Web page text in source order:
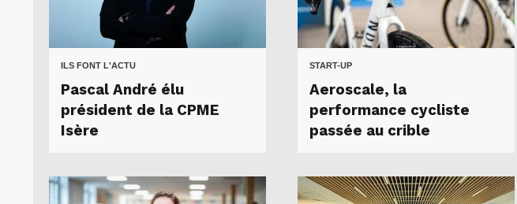
ILS FONT L'ACTU
Pascal André élu
président de la CPME
Isère
START-UP
Aeroscale, la
performance cycliste
passée au crible